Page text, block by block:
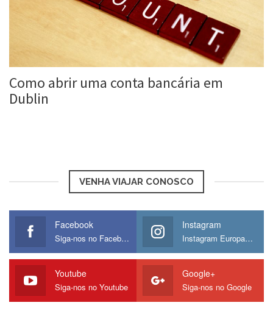
Como abrir uma conta bancária em
Dublin
VENHA VIAJAR CONOSCO
Facebook
Siga-nos no Facebook
Instagram
Instagram Europamos
Youtube
Siga-nos no Youtube
Google+
Siga-nos no Google